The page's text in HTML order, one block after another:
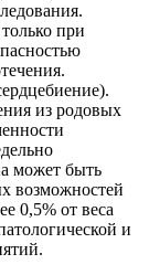
при
из родовых
может быть
возможностей
0,5% от веса
и